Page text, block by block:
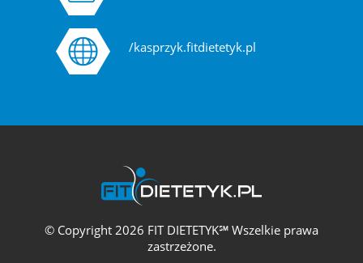
/kasprzyk.fitdietetyk.pl
© Copyright 2026 FIT DIETETYK℠ Wszelkie prawa
zastrzeżone.